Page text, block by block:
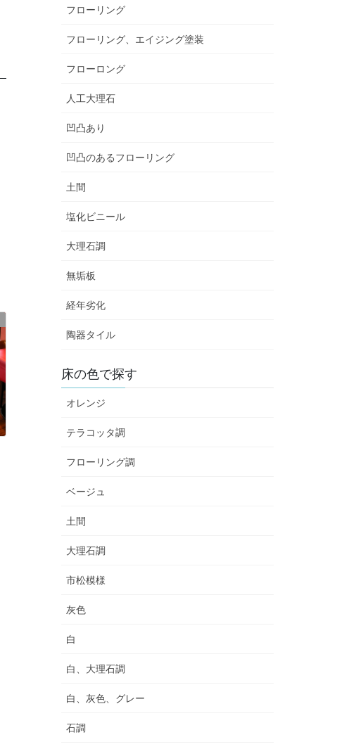
フローリング
フローリング、エイジング塗装
フローロング
人工大理石
凹凸あり
凹凸のあるフローリング
土間
塩化ビニール
大理石調
無垢板
経年劣化
陶器タイル
床の色で探す
オレンジ
テラコッタ調
フローリング調
ベージュ
土間
大理石調
市松模様
灰色
白
白、大理石調
白、灰色、グレー
石調